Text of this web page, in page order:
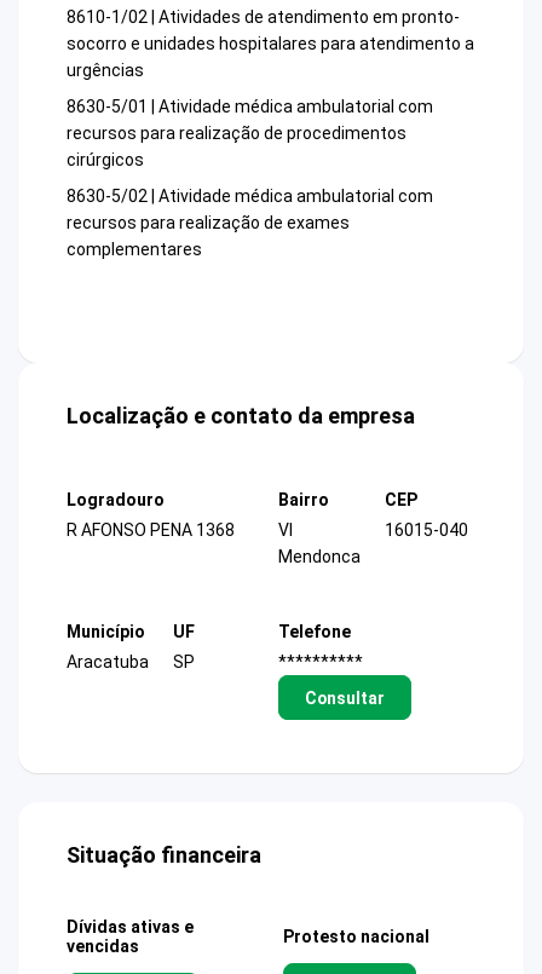
8610-1/02 | Atividades de atendimento em pronto-
socorro e unidades hospitalares para atendimento a
urgências
8630-5/01 | Atividade médica ambulatorial com
recursos para realização de procedimentos
cirúrgicos
8630-5/02 | Atividade médica ambulatorial com
recursos para realização de exames
complementares
Localização e contato da empresa
Logradouro
R AFONSO PENA 1368
Bairro
Vl
Mendonca
CEP
16015-040
Município
Aracatuba
UF
SP
Telefone
**********
Consultar
Situação financeira
Dívidas ativas e
vencidas
Protesto nacional